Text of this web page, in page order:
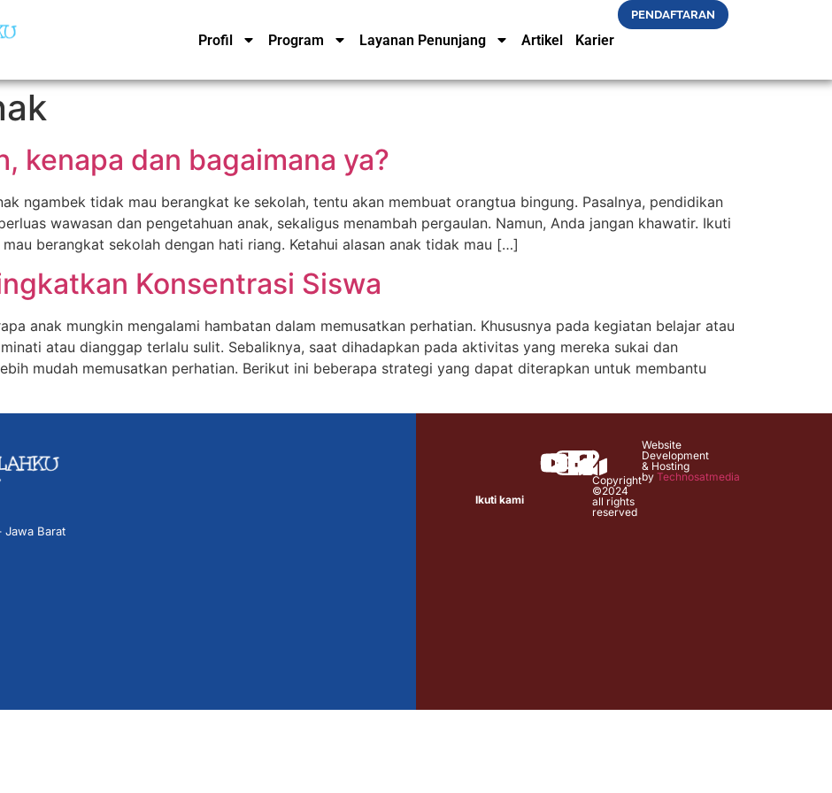
Profil Program Layanan Penunjang Artikel Karier
PENDAFTARAN
kenapa dan bagaimana ya?
ngambek tidak mau berangkat ke sekolah, tentu akan membuat orangtua bingung. Pasalnya, pendidikan
wawasan dan pengetahuan anak, sekaligus menambah pergaulan. Namun, Anda jangan khawatir. Ikuti
berangkat sekolah dengan hati riang. Ketahui alasan anak tidak mau […]
Konsentrasi Siswa
anak mungkin mengalami hambatan dalam memusatkan perhatian. Khususnya pada kegiatan belajar atau
atau dianggap terlalu sulit. Sebaliknya, saat dihadapkan pada aktivitas yang mereka sukai dan
mudah memusatkan perhatian. Berikut ini beberapa strategi yang dapat diterapkan untuk membantu
Jawa Barat
Ikuti kami
Copyright
©2024
all rights
reserved
Website
Development
& Hosting
by Technosatmedia